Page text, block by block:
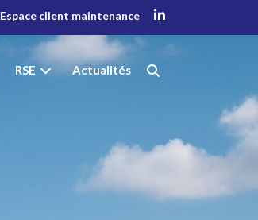
Espace client maintenance
RSE Actualités